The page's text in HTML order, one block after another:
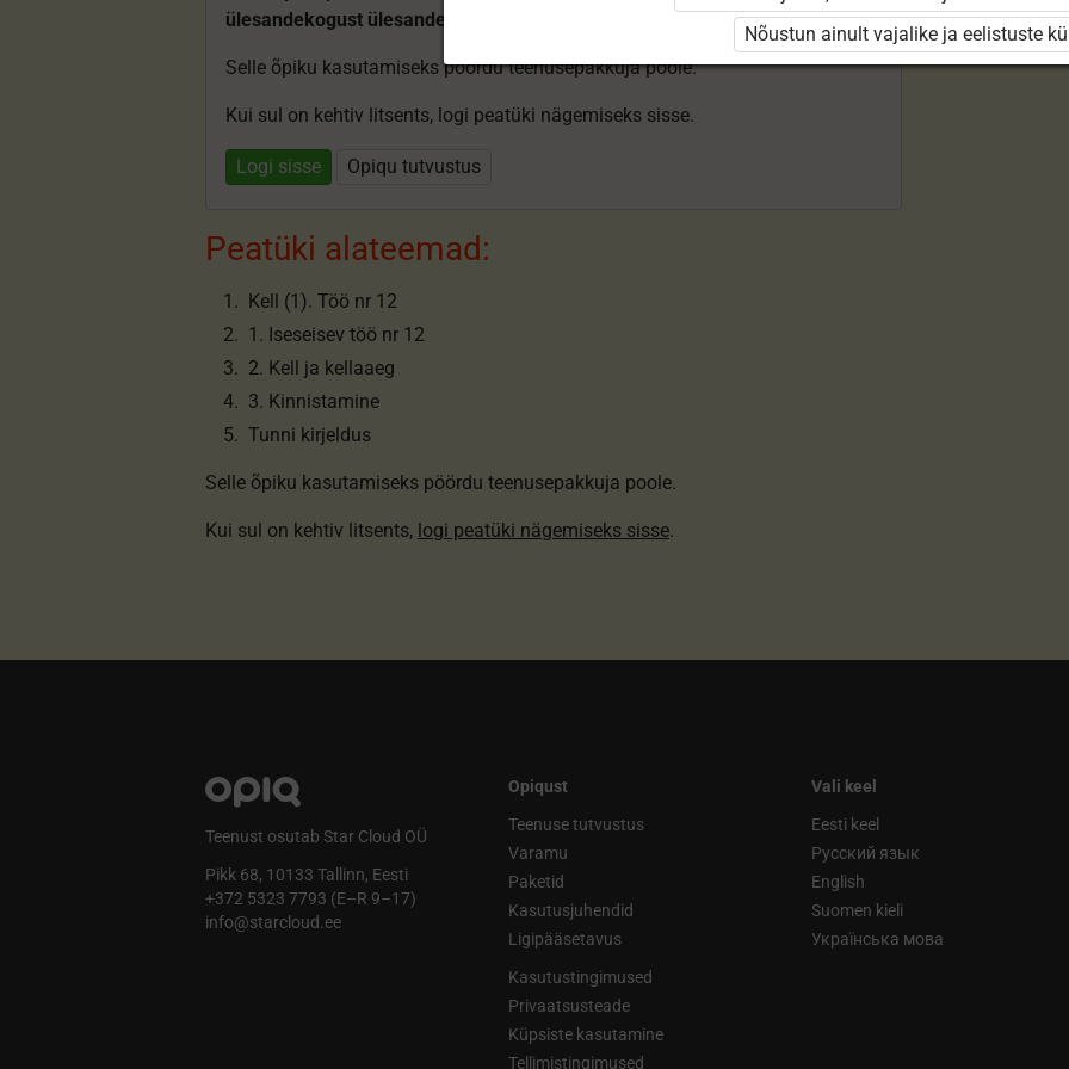
ülesandekogust ülesandeid.
Selle õpiku kasutamiseks pöördu teenusepakkuja poole.
Kui sul on kehtiv litsents, logi peatüki nägemiseks sisse.
Logi sisse Opiqu tutvustus
Peatüki alateemad:
Kell (1). Töö nr 12
1. Iseseisev töö nr 12
2. Kell ja kellaaeg
3. Kinnistamine
Tunni kirjeldus
Selle õpiku kasutamiseks pöördu teenusepakkuja poole.
Kui sul on kehtiv litsents, logi peatüki nägemiseks sisse.
Teenust osutab Star Cloud OÜ
Pikk 68, 10133 Tallinn, Eesti
+372 5323 7793 (E–R 9–17)
info@starcloud.ee
Opiqust
Teenuse tutvustus
Varamu
Paketid
Kasutusjuhendid
Ligipääsetavus
Kasutustingimused
Privaatsusteade
Küpsiste kasutamine
Tellimistingimused
Vali keel
Eesti keel
Русский язык
English
Suomen kieli
Українська мова
Nõustun ainult vajalike ja eelistuste